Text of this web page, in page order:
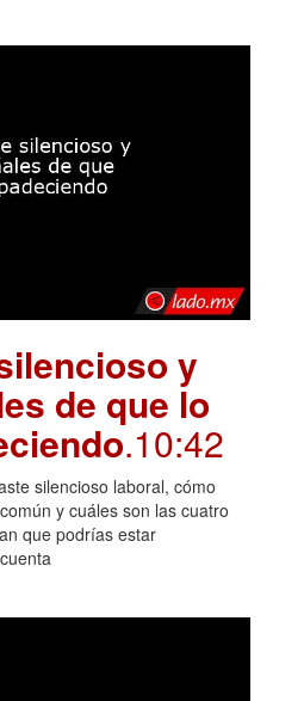
y
de que lo
.10:42
silencioso laboral, cómo
y cuáles son las cuatro
que podrías estar